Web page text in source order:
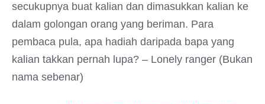
secukupnya buat kalian dan dimasukkan kalian ke
dalam golongan orang yang beriman. Para
pembaca pula, apa hadiah daripada bapa yang
kalian takkan pernah lupa? – Lonely ranger (Bukan
nama sebenar)